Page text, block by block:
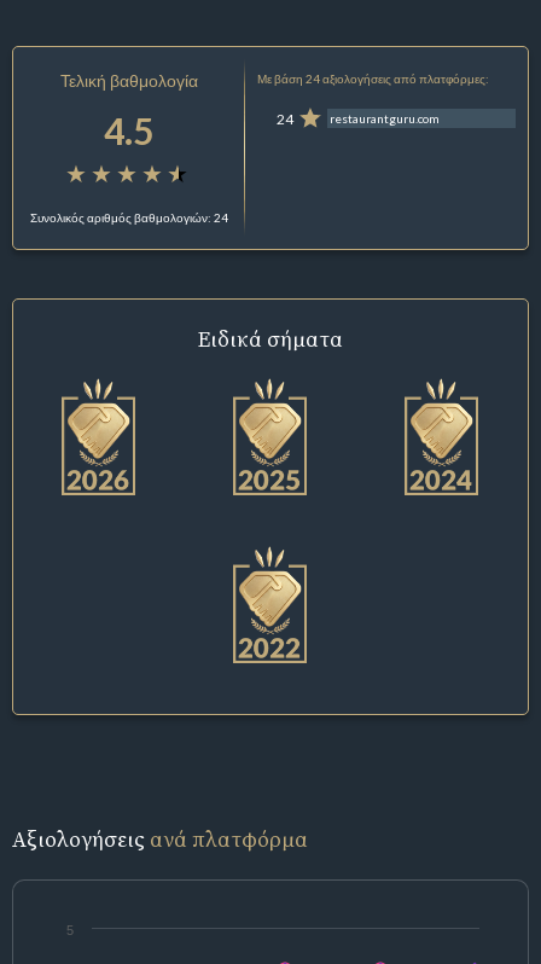
Τελική βαθμολογία
4.5
Συνολικός αριθμός βαθμολογιών: 24
Με βάση 24 αξιολογήσεις από πλατφόρμες:
24 restaurantguru.com
Ειδικά σήματα
Αξιολογήσεις ανά πλατφόρμα
5